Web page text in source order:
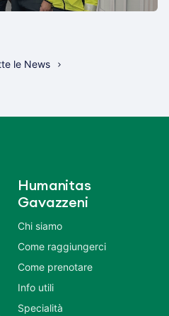
le News
Humanitas
Gavazzeni
Chi siamo
Come raggiungerci
Come prenotare
Info utili
Specialità